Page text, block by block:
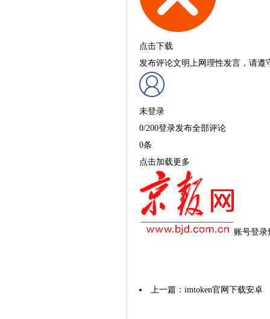
点击下载
发布评论文明上网理性发言，请遵
未登录
0/200登录发布全部评论
0条
点击加载更多
账号登录
上一篇： imtoken官网下载安卓